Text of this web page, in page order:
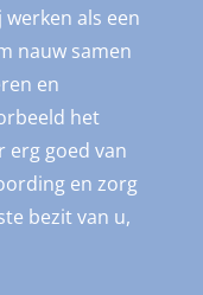
als een
nauw samen
en
het
erg goed van
en zorg
bezit van u,